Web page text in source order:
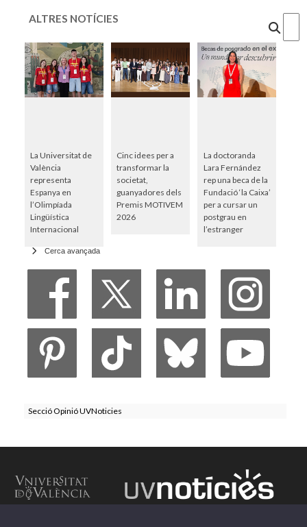
ALTRES NOTÍCIES
La Universitat de
València
representa
Espanya en
l’Olimpíada
Lingüística
Internacional
Cinc idees per a
transformar la
societat,
guanyadores dels
Premis MOTIVEM
2026
La doctoranda
Lara Fernández
rep una beca de la
Fundació ‘la Caixa’
per a cursar un
postgrau en
l’estranger
Cerca avançada
Secció Opinió UVNoticies